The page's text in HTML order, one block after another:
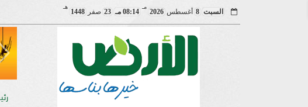
السبت 8 أغسطس2026
مـ
08:14 مـ 23 صفر 1448
هـ